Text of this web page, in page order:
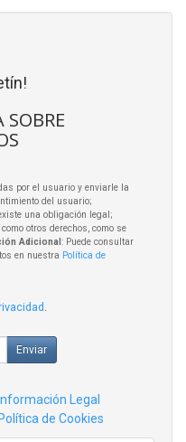
por el usuario y enviarle la
del usuario;
una obligación legal;
otros derechos, como se
Adicional : Puede consultar
en nuestra Política de
.
Enviar
Información Legal
Política de Cookies